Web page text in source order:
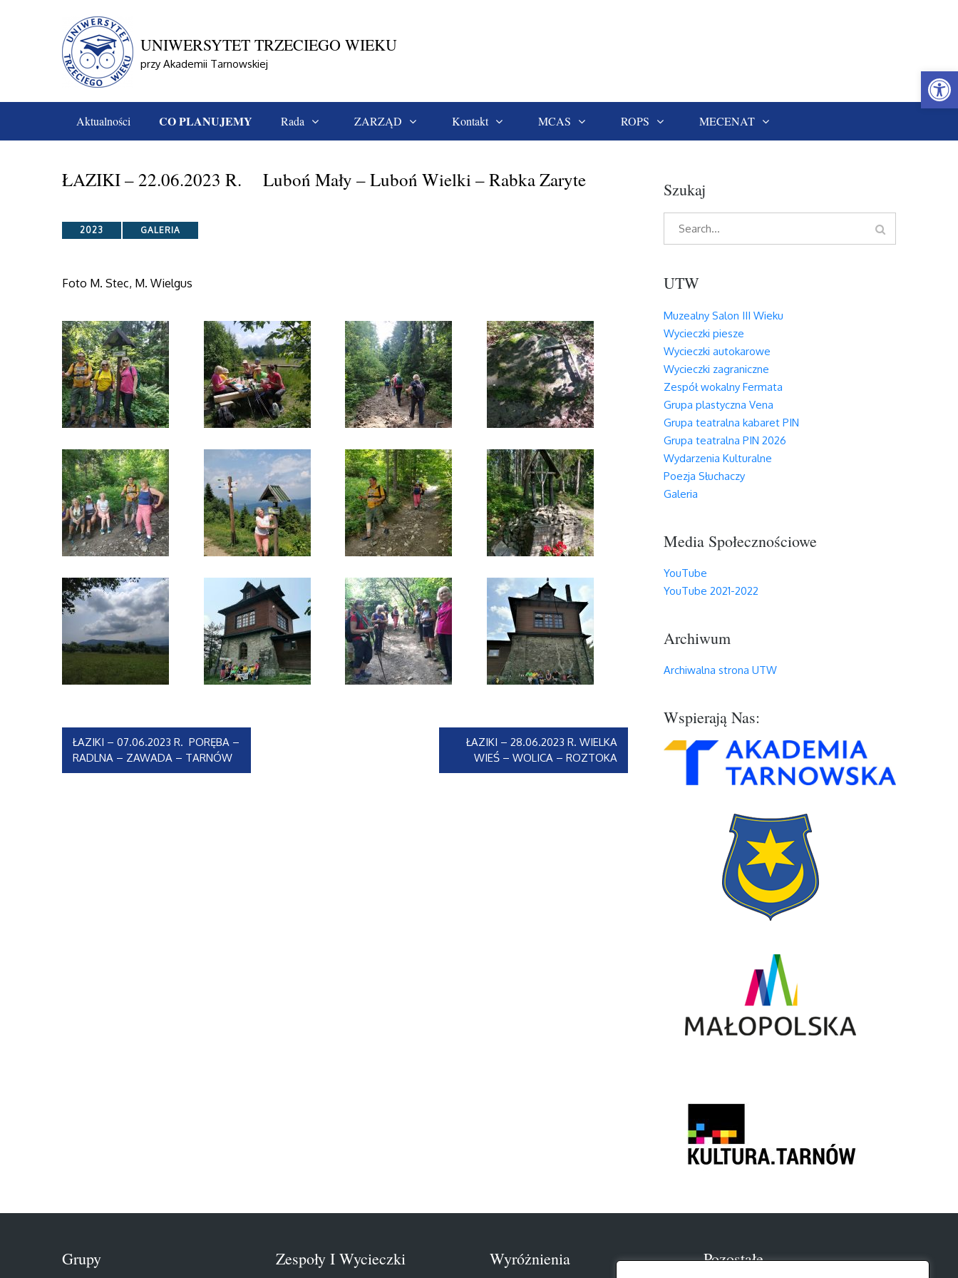
UNIWERSYTET TRZECIEGO WIEKU
przy Akademii Tarnowskiej
Aktualności CO PLANUJEMY Rada ZARZĄD Kontakt MCAS ROPS MECENAT
Home Galeria 2023 ŁAZIKI – 22.06.2023 R. Luboń Mały – Luboń Wielki – Rabka Zaryte
ŁAZIKI – 22.06.2023 R. Luboń Mały – Luboń Wielki – Rabka Zaryte
Categories
2023 GALERIA
Foto M. Stec, M. Wielgus
Nawigacja
wpisu
ŁAZIKI – 07.06.2023 R. PORĘBA –
RADLNA – ZAWADA – TARNÓW
ŁAZIKI – 28.06.2023 R. WIELKA
WIEŚ – WOLICA – ROZTOKA
Szukaj
Search
UTW
Muzealny Salon III Wieku
Wycieczki piesze
Wycieczki autokarowe
Wycieczki zagraniczne
Zespół wokalny Fermata
Grupa plastyczna Vena
Grupa teatralna kabaret PIN
Grupa teatralna PIN 2026
Wydarzenia Kulturalne
Poezja Słuchaczy
Galeria
Media Społecznościowe
YouTube
YouTube 2021-2022
Archiwum
Archiwalna strona UTW
Wspierają Nas:
Grupy Zespoły I Wycieczki Wyróżnienia Pozostałe